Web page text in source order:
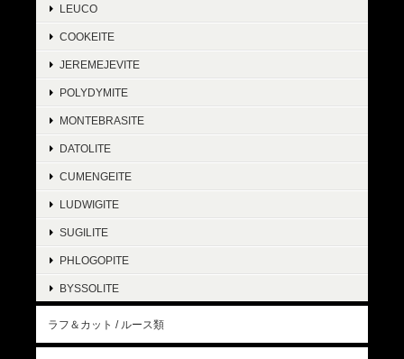
LEUCO
COOKEITE
JEREMEJEVITE
POLYDYMITE
MONTEBRASITE
DATOLITE
CUMENGEITE
LUDWIGITE
SUGILITE
PHLOGOPITE
BYSSOLITE
ラフ＆カット / ルース類